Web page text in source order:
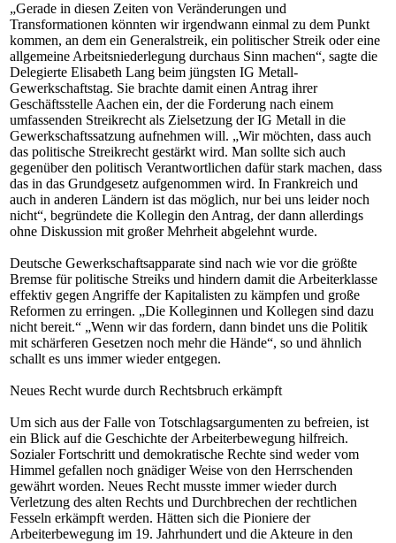
„Gerade in diesen Zeiten von Veränderungen und
Transformationen könnten wir irgendwann einmal zu dem Punkt
kommen, an dem ein Generalstreik, ein politischer Streik oder eine
allgemeine Arbeitsniederlegung durchaus Sinn machen“, sagte die
Delegierte Elisabeth Lang beim jüngsten IG Metall-
Gewerkschaftstag. Sie brachte damit einen Antrag ihrer
Geschäftsstelle Aachen ein, der die Forderung nach einem
umfassenden Streikrecht als Zielsetzung der IG Metall in die
Gewerkschaftssatzung aufnehmen will. „Wir möchten, dass auch
das politische Streikrecht gestärkt wird. Man sollte sich auch
gegenüber den politisch Verantwortlichen dafür stark machen, dass
das in das Grundgesetz aufgenommen wird. In Frankreich und
auch in anderen Ländern ist das möglich, nur bei uns leider noch
nicht“, begründete die Kollegin den Antrag, der dann allerdings
ohne Diskussion mit großer Mehrheit abgelehnt wurde.
Deutsche Gewerkschaftsapparate sind nach wie vor die größte
Bremse für politische Streiks und hindern damit die Arbeiterklasse
effektiv gegen Angriffe der Kapitalisten zu kämpfen und große
Reformen zu erringen. „Die Kolleginnen und Kollegen sind dazu
nicht bereit.“ „Wenn wir das fordern, dann bindet uns die Politik
mit schärferen Gesetzen noch mehr die Hände“, so und ähnlich
schallt es uns immer wieder entgegen.
Neues Recht wurde durch Rechtsbruch erkämpft
Um sich aus der Falle von Totschlagsargumenten zu befreien, ist
ein Blick auf die Geschichte der Arbeiterbewegung hilfreich.
Sozialer Fortschritt und demokratische Rechte sind weder vom
Himmel gefallen noch gnädiger Weise von den Herrschenden
gewährt worden. Neues Recht musste immer wieder durch
Verletzung des alten Rechts und Durchbrechen der rechtlichen
Fesseln erkämpft werden. Hätten sich die Pioniere der
Arbeiterbewegung im 19. Jahrhundert und die Akteure in den